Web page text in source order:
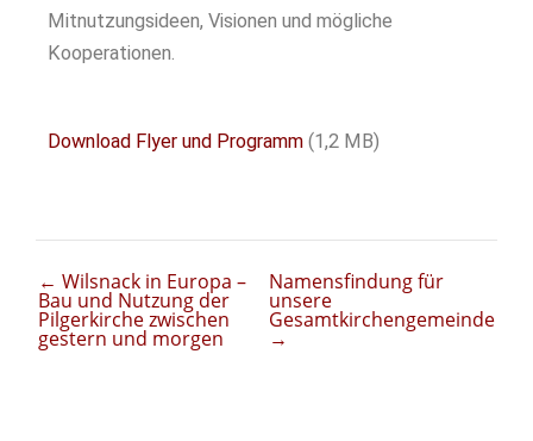
Mitnutzungsideen, Visionen und mögliche
Kooperationen.
Download Flyer und Programm (1,2 MB)
← Wilsnack in Europa –
Bau und Nutzung der
Pilgerkirche zwischen
gestern und morgen
Namensfindung für
unsere
Gesamtkirchengemeinde
→